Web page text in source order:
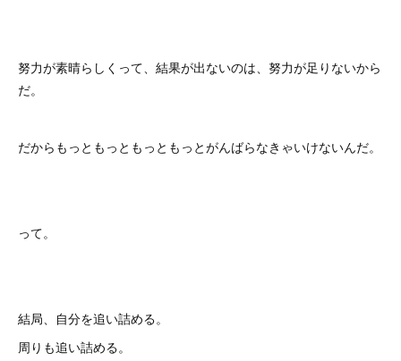
努力が素晴らしくって、結果が出ないのは、努力が足りないから
だ。
だからもっともっともっともっとがんばらなきゃいけないんだ。
って。
結局、自分を追い詰める。
周りも追い詰める。